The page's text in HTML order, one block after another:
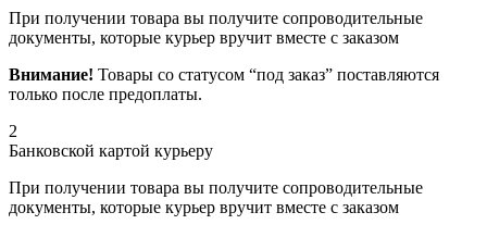
При получении товара вы получите сопроводительные
документы, которые курьер вручит вместе с заказом
Внимание! Товары со статусом “под заказ” поставляются
только после предоплаты.
2
Банковской картой курьеру
При получении товара вы получите сопроводительные
документы, которые курьер вручит вместе с заказом